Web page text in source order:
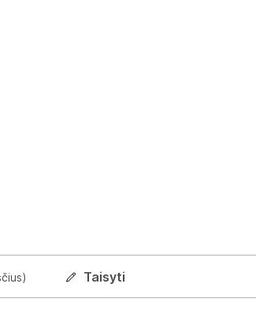
Taisyti